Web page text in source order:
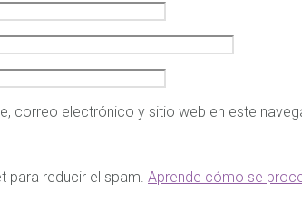
correo electrónico y sitio web en este
para reducir el spam. Aprende cómo se